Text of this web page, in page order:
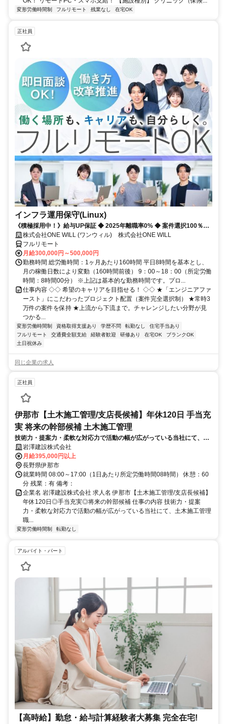
変形労働時間制 フルリモート 残業なし 在宅OK
正社員
インフラ運用保守(Linux)
《積極採用中！》給与UP保証 ◆ 2025年離職率0% ◆ 案件選択100％！
◆ 平均残業7時間！
株式会社ONE WILL (ワンウィル) 株式会社ONE WILL
フルリモート
月給300,000円～500,000円
勤務時間 総労働時間：1ヶ月あたり160時間 平日8時間を基本とし、
月の稼働日数により変動（160時間前後） 9：00～18：00（所定労働
時間：8時間00分） ※上記は基本的な勤務時間です。プロ...
仕事内容 ◇◇ 希望のキャリアを目指せる！ ◇◇ ★「エンジニアファ
ースト」にこだわったプロジェクト配置（案件完全選択制） ★常時3
万件の案件を保持 ★上流から下流まで。チャレンジしたい分野が見
つかる...
変形労働時間制 資格取得支援あり 学歴不問 転勤なし
住宅手当あり
フルリモート
交通費全額支給 経験者歓迎 研修あり 在宅OK
ブランクOK
土日祝休み
同じ企業の求人
正社員
伊那市【土木施工管理/支店長候補】年休120日 手当充
実 将来の幹部候補 土木施工管理
技術力・提案力・柔軟な対応力で活動の幅が広がっている当社にて、土
木施工管理職として現場監督をご担当いただきます。また支店長候補と
して支店のマネジメント業務もお任せしていきます。変更範囲：当社業
務全般
岩澤建設株式会社
月給395,000円以上
長野県伊那市
就業時間 08:00～17:00（1日あたり所定労働時間08時間） 休憩：60
分 残業：有 備考：
企業名 岩澤建設株式会社 求人名 伊那市【土木施工管理/支店長候補】
年休120日◎手当充実◎将来の幹部候補 仕事の内容 技術力・提案
力・柔軟な対応力で活動の幅が広がっている当社にて、土木施工管理
職...
変形労働時間制 転勤なし
アルバイト・パート
【高時給】勤怠・給与計算経験者大募集 完全在宅!